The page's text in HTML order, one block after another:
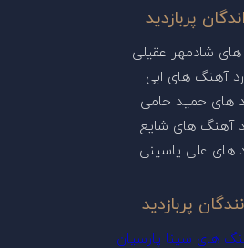
پربازدید
های شادمهر عقیلی
آهنگ های ابی
های حمید حامی
آهنگ های شایع
های علی یاسینی
پربازدید
های سینا پارسیان